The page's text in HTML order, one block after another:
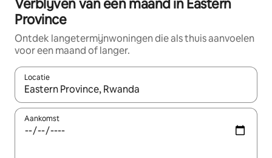
Verblijven van een maand in Eastern
Province
Ontdek langetermijnwoningen die als thuis aanvoelen
voor een maand of langer.
Locatie
Wanneer er resultaten beschikbaar zijn, maak je een keuze
Aankomst